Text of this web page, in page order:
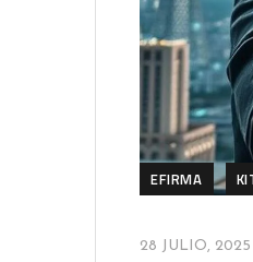
EFIRMA
28 JULIO, 2025